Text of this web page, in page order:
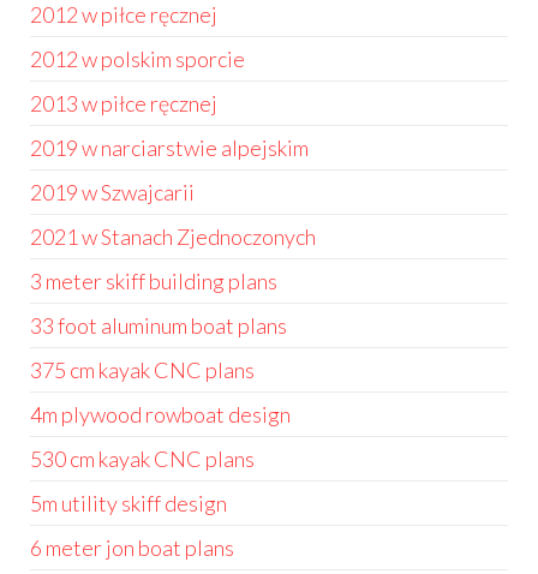
2012 w piłce ręcznej
2012 w polskim sporcie
2013 w piłce ręcznej
2019 w narciarstwie alpejskim
2019 w Szwajcarii
2021 w Stanach Zjednoczonych
3 meter skiff building plans
33 foot aluminum boat plans
375 cm kayak CNC plans
4m plywood rowboat design
530 cm kayak CNC plans
5m utility skiff design
6 meter jon boat plans